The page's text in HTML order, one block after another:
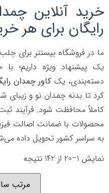
آنلاین چمدان
برای هر خرید!
فروشگاه بیستتر برای جلب
ویژه داریم؛ با
یک کاور چمدان رایگان
تا بدنه چمدان نو و زیبای
محافظت شود. فرآیند ثبت
با ضمانت اصالت
کشور تحویل داده می‌شوند.
142 نتیجه